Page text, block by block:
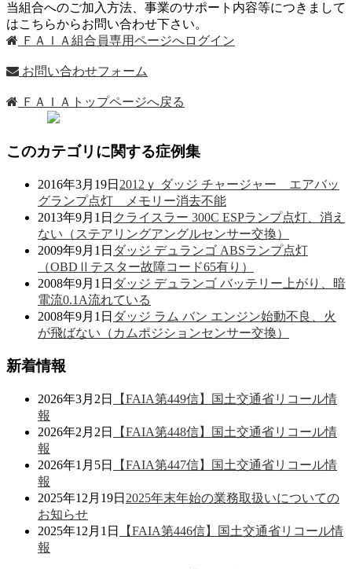
当組合へのご加入方法、事業のサポート内容等につきまして
はこちらからお問い合わせ下さい。
ＦＡＩＡ組合員専用ページへログイン
お問い合わせフォーム
ＦＡＩＡトップページへ戻る
このカテゴリに関する症例集
2016年3月19日 2012ｙ ダッジ チャージャー エアバッ
グランプ点灯 メモリー消去不能
2013年9月1日 クライスラー 300C ESPランプ点灯、消え
ない（ステアリングアングルセンサー交換）
2009年9月1日 ダッジ デュランゴ ABSランプ点灯
（OBDⅡテスター故障コード65有り）
2008年9月1日 ダッジ デュランゴ バッテリー上がり、暗
電流0.1A流れている
2008年9月1日 ダッジ ラム バン エンジン始動不良、火
が飛ばない（カムポジションセンサー交換）
新着情報
2026年3月2日
【FAIA第449信】国土交通省リコール情
報
2026年2月2日
【FAIA第448信】国土交通省リコール情
報
2026年1月5日
【FAIA第447信】国土交通省リコール情
報
2025年12月19日 2025年末年始の業務取扱いについての
お知らせ
2025年12月1日
【FAIA第446信】国土交通省リコール情
報